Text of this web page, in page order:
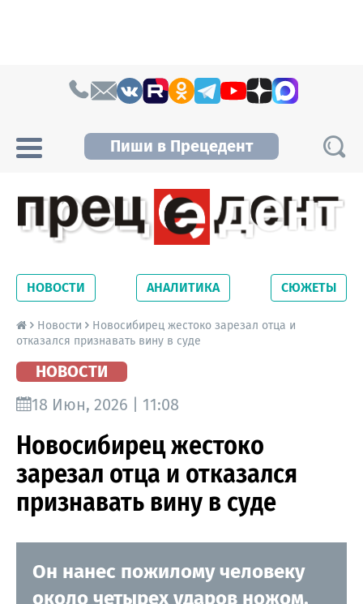
Пиши в Прецедент
Новосибирской области. Читайте свежие
новости на сайте сетевого издания
Precedent.
НОВОСТИ АНАЛИТИКА СЮЖЕТЫ
Новости
Новосибирец жестоко зарезал отца и
отказался признавать вину в суде
НОВОСТИ
18 Июн, 2026 | 11:08
Новосибирец жестоко
зарезал отца и отказался
признавать вину в суде
Он нанес пожилому человеку
около четырех ударов ножом.